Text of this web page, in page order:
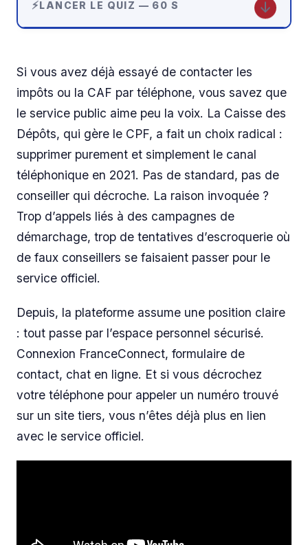
LANCER LE QUIZ — 60 S ↓
Si vous avez déjà essayé de contacter les
impôts ou la CAF par téléphone, vous savez que
le service public aime peu la voix. La Caisse des
Dépôts, qui gère le CPF, a fait un choix radical :
supprimer purement et simplement le canal
téléphonique en 2021. Pas de standard, pas de
conseiller qui décroche. La raison invoquée ?
Trop d’appels liés à des campagnes de
démarchage, trop de tentatives d’escroquerie où
de faux conseillers se faisaient passer pour le
service officiel.
Depuis, la plateforme assume une position claire
: tout passe par l’espace personnel sécurisé.
Connexion FranceConnect, formulaire de
contact, chat en ligne. Et si vous décrochez
votre téléphone pour appeler un numéro trouvé
sur un site tiers, vous n’êtes déjà plus en lien
avec le service officiel.